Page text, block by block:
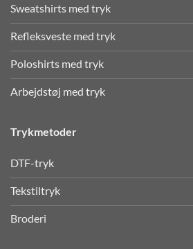
Sweatshirts med tryk
Refleksveste med tryk
Poloshirts med tryk
Arbejdstøj med tryk
Trykmetoder
DTF-tryk
Tekstiltryk
Broderi